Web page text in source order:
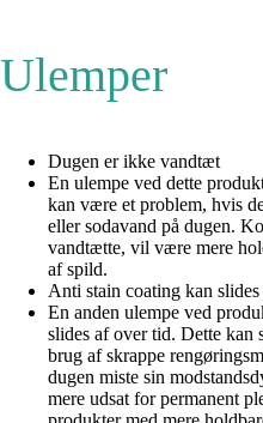
Ulemper
Dugen er ikke vandtæt
En ulempe ved dette
kan være et problem, hvis
eller sodavand på dugen.
vandtætte, vil være mere
af spild.
Anti stain coating kan slides
En anden ulempe ved
slides af over tid. Dette kan
brug af skrappe
dugen miste sin
mere udsat for permanent